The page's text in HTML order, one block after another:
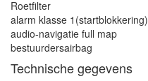
Roetfilter
alarm klasse 1(startblokkering)
audio-navigatie full map
bestuurdersairbag
Technische gegevens